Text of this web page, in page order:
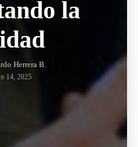
la
Herrera B.
14, 2025